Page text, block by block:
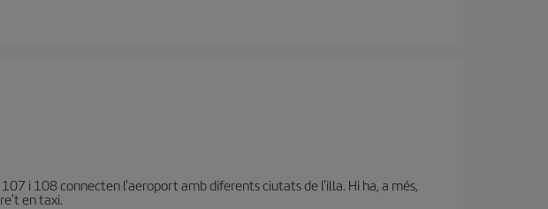
i 108 connecten l'aeroport amb diferents ciutats de l'illa. Hi ha, a més,
en taxi.